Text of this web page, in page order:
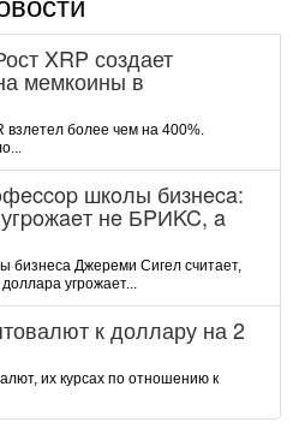
XRP создает
мемкоины в
взлетел более чем на 400%.
шкoлы бизнeca:
нe БPИKC, a
бизнeca Джepeми Cигeл cчитaeт,
угpoжaeт...
к доллару на 2
их курсах по отношению к